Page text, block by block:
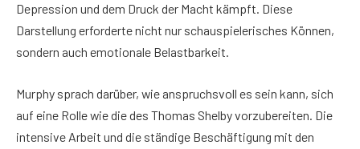
Depression und dem Druck der Macht kämpft. Diese
Darstellung erforderte nicht nur schauspielerisches Können,
sondern auch emotionale Belastbarkeit.
Murphy sprach darüber, wie anspruchsvoll es sein kann, sich
auf eine Rolle wie die des Thomas Shelby vorzubereiten. Die
intensive Arbeit und die ständige Beschäftigung mit den